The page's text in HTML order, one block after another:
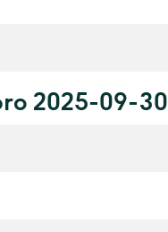
2025-09-30